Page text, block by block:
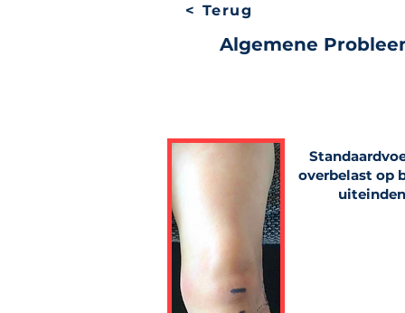
< Terug
Algemene
overbelast op
uiteinden